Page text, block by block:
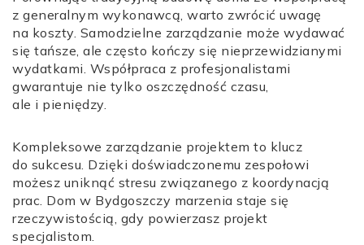
z generalnym wykonawcą, warto zwrócić uwagę
na koszty. Samodzielne zarządzanie może wydawać
się tańsze, ale często kończy się nieprzewidzianymi
wydatkami. Współpraca z profesjonalistami
gwarantuje nie tylko oszczędność czasu,
ale i pieniędzy.
Kompleksowe zarządzanie projektem to klucz
do sukcesu. Dzięki doświadczonemu zespołowi
możesz uniknąć stresu związanego z koordynacją
prac. Dom w Bydgoszczy marzenia staje się
rzeczywistością, gdy powierzasz projekt
specjalistom.